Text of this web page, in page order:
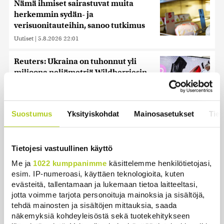
Suostumus Yksityiskohdat Mainosasetukset
Tietojesi vastuullinen käyttö
Me ja 1022 kumppanimme käsittelemme henkilötietojasi,
esim. IP-numeroasi, käyttäen teknologioita, kuten
evästeitä, tallentamaan ja lukemaan tietoa laitteeltasi,
jotta voimme tarjota personoituja mainoksia ja sisältöjä,
tehdä mainosten ja sisältöjen mittauksia, saada
näkemyksiä kohdeyleisöstä sekä tuotekehitykseen
Nämä ihmiset sairastuvat muita
herkemmin sydän- ja
verisuonitauteihin, sanoo tutkimus
Uutiset | 5.8.2026 22:01
Reuters: Ukraina on tuhonnut yli
miljoona neliömetriä Wildberriesin
Oletko ihmetellyt peilejä
ikkunankarmeissa? Tällainen oli
Uutiset
Keskustan Siika-aho kertoo, mikä
hänestä on Ylen gallupin todellinen
uutinen – ”Kokoomus maksaa siitä
hintaa”